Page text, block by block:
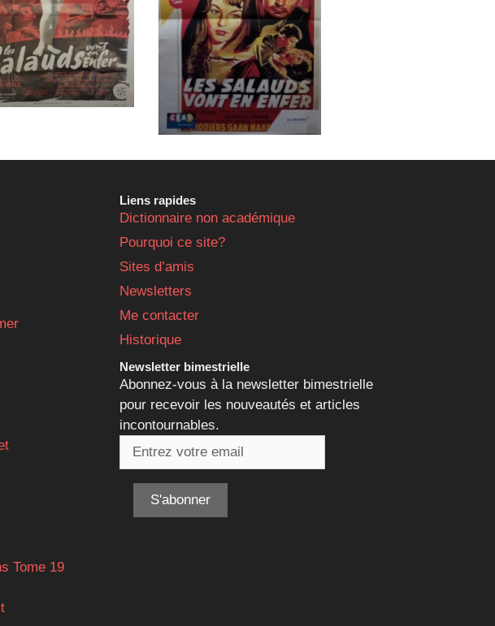
Tome 19
Liens rapides
Dictionnaire non académique
Pourquoi ce site?
Sites d’amis
Newsletters
Me contacter
Historique
Newsletter bimestrielle
Abonnez-vous à la newsletter bimestrielle
pour recevoir les nouveautés et articles
incontournables.